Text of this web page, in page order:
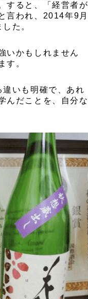
すると、「経営者が
言われ、2014年9月
た。
いかもしれません
す。
いも明確で、あれ
んだことを、自分な